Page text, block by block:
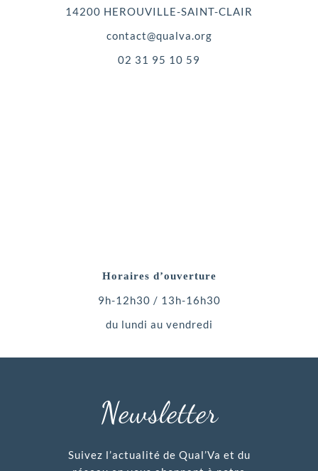
14200 HEROUVILLE-SAINT-CLAIR
contact@qualva.org
02 31 95 10 59
Horaires d’ouverture
9h-12h30 / 13h-16h30
du lundi au vendredi
Newsletter
Suivez l’actualité de Qual’Va et du